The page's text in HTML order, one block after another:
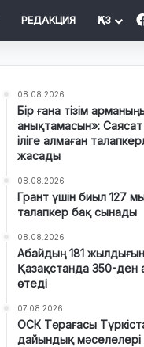
РЕДАКЦИЯ ҚАЗ
08.08.2026
Бір ғана тізім
анықтамасын»:
іліге алмаған
жасады
08.08.2026
Грант үшін биыл 127
талапкер бақ сынады
08.08.2026
Абайдың 181
Қазақстанда 350-ден
өтеді
07.08.2026
ОСК Төрағасы
дайындық